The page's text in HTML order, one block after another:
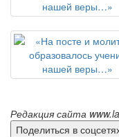
Редакция сайта
Поделиться в